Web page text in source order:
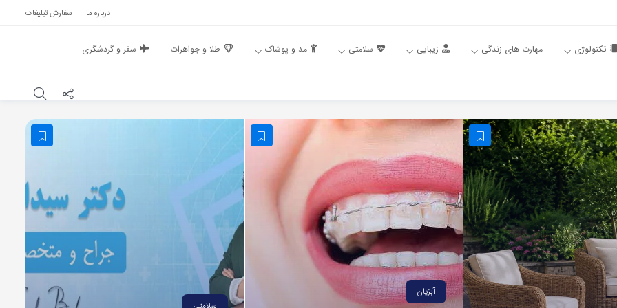
درباره ما سفارش تبلیغات
تکنولوژی مهارت های زندگی زیبایی سلامتی مد و پوشاک طلا و جواهرات سفر و گردشگری
آبزیان